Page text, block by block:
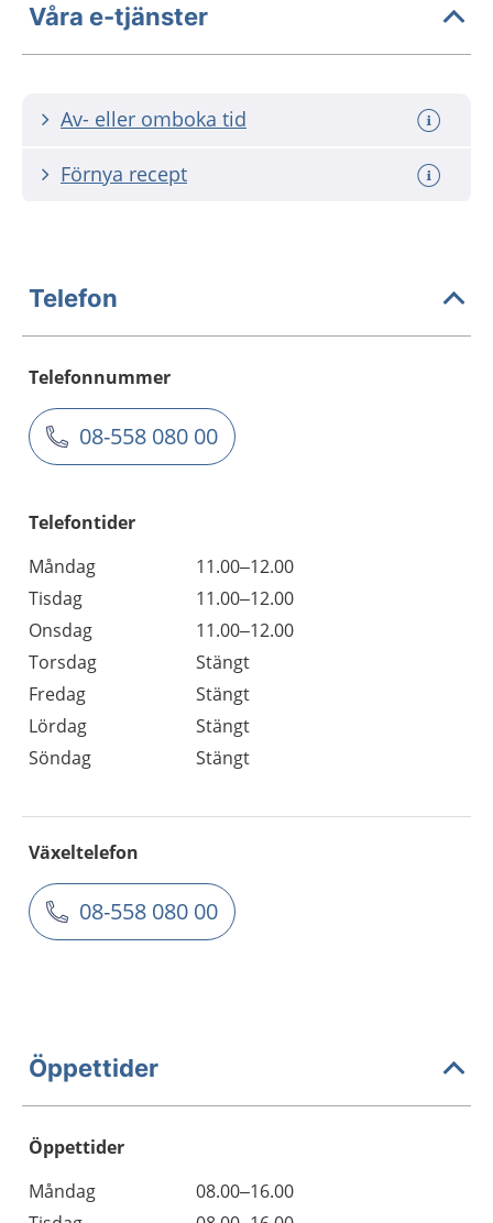
Våra e-tjänster
Av- eller omboka tid
Förnya recept
Telefon
Telefonnummer
08-558 080 00
Telefontider
Måndag
11.00–12.00
Tisdag
11.00–12.00
Onsdag
11.00–12.00
Torsdag
Stängt
Fredag
Stängt
Lördag
Stängt
Söndag
Stängt
Växeltelefon
08-558 080 00
Öppettider
Öppettider
Dag
Öppettider
Kommentarer
Måndag
08.00–16.00